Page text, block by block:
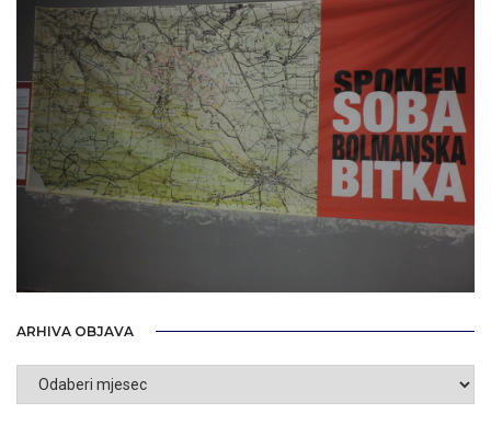
ARHIVA OBJAVA
Arhiva